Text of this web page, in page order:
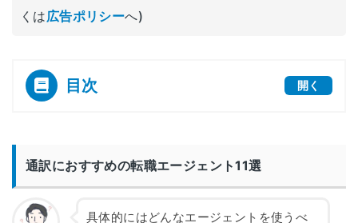
くは広告ポリシーへ)
目次 開く
通訳におすすめの転職エージェント11選
具体的にはどんなエージェントを使うべ